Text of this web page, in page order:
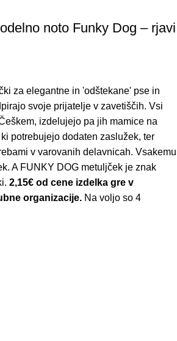
noto Funky Dog – rjavi
za elegantne in 'odštekane' pse in
svoje prijatelje v zavetiščih. Vsi
izdelujejo pa jih mamice na
potrebujejo dodaten zaslužek, ter
v varovanih delavnicah. Vsakemu
A FUNKY DOG metuljček je znak
2,15€ od cene izdelka gre v
organizacije. Na voljo so 4